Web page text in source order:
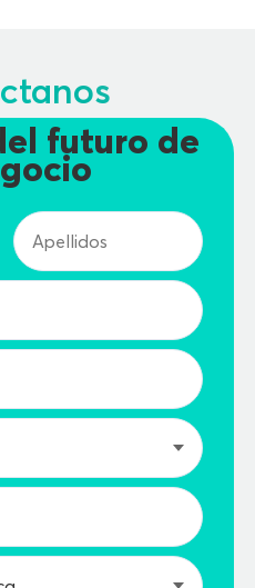
futuro de